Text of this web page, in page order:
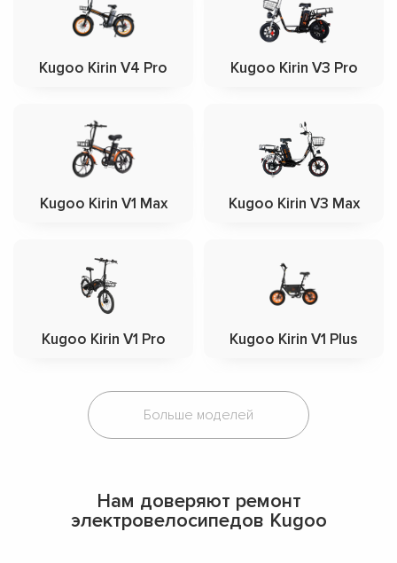
Kugoo Kirin V4 Pro Kugoo Kirin V3 Pro
Kugoo Kirin V1 Max Kugoo Kirin V3 Max
Kugoo Kirin V1 Pro Kugoo Kirin V1 Plus
Больше моделей
Нам доверяют ремонт
электровелосипедов Kugoo